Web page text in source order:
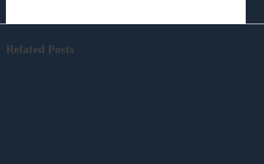
Related Posts